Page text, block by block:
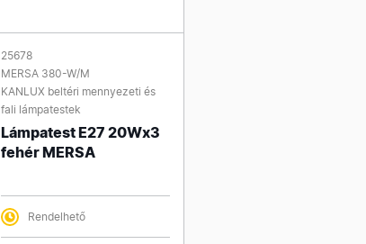
25678
MERSA 380-W/M
KANLUX beltéri mennyezeti és
fali lámpatestek
Lámpatest E27 20Wx3
fehér MERSA
Rendelhető